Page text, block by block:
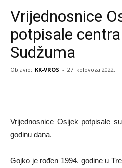
Vrijednosnice
potpisale
Sudžuma
Objavio: KK-VROS - 27. kolovoza 2022.
Vrijednosnice Osijek potpisale
godinu dana.
Gojko je rođen 1994. godine u